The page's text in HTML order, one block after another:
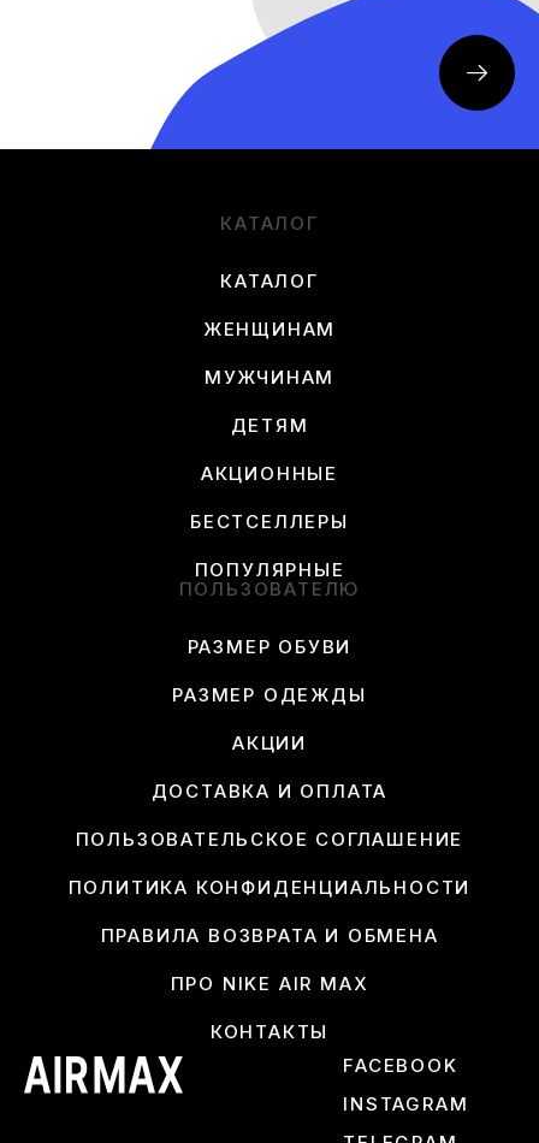
КАТАЛОГ
КАТАЛОГ
ЖЕНЩИНАМ
МУЖЧИНАМ
ДЕТЯМ
АКЦИОННЫЕ
БЕСТСЕЛЛЕРЫ
ПОПУЛЯРНЫЕ
ПОЛЬЗОВАТЕЛЮ
РАЗМЕР ОБУВИ
РАЗМЕР ОДЕЖДЫ
АКЦИИ
ДОСТАВКА И ОПЛАТА
ПОЛЬЗОВАТЕЛЬСКОЕ СОГЛАШЕНИЕ
ПОЛИТИКА КОНФИДЕНЦИАЛЬНОСТИ
ПРАВИЛА ВОЗВРАТА И ОБМЕНА
ПРО NIKE AIR MAX
КОНТАКТЫ
FACEBOOK
INSTAGRAM